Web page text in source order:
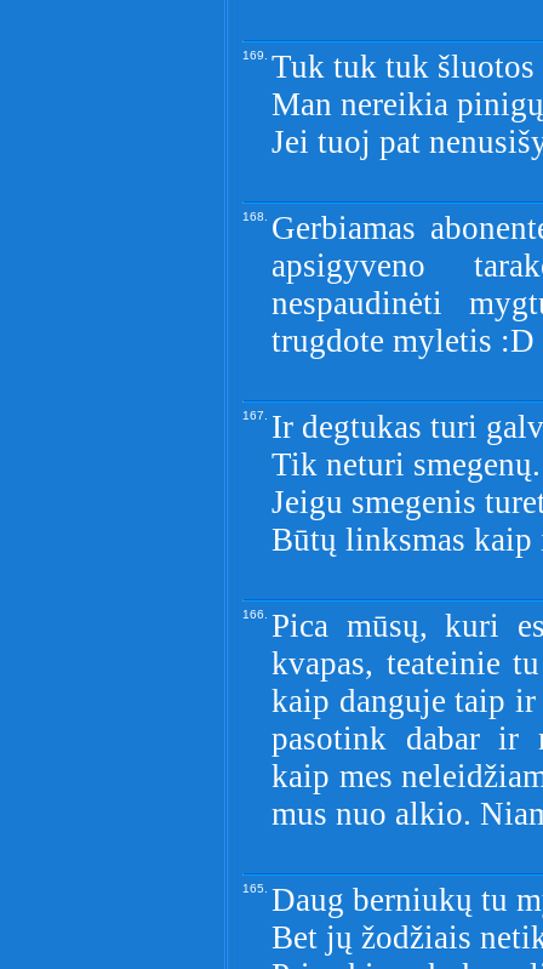
169. Tuk tuk tuk šluotos
Man nereikia
Jei tuoj pat
168. Gerbiamas
apsigyveno
nespaudinėti
trugdote myletis :D
167. Ir degtukas turi
Tik neturi smegenų.
Jeigu smegenis
Būtų linksmas
166. Pica mūsų, kuri
kvapas, teateinie
kaip danguje taip
pasotink dabar ir
kaip mes
mus nuo alkio.
165. Daug berniukų tu
Bet jų žodžiais